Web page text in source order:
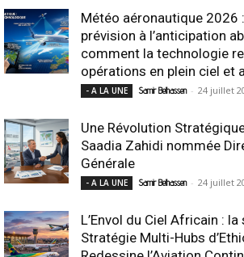
Météo aéronautique 2026
prévision à l’anticipation
comment la technologie
opérations en plein ciel et
- A LA UNE Samir Belhassen - 24 juillet
Une Révolution Stratégique
Saadia Zahidi nommée
Générale
- A LA UNE Samir Belhassen - 24 juillet
L’Envol du Ciel Africain :
Stratégie Multi-Hubs